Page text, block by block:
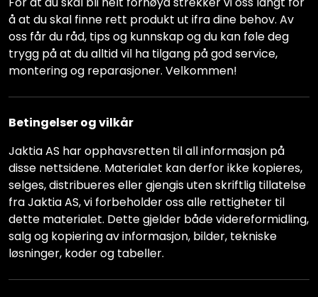
å at du skal finne rett produkt ut ifra dine behov. Av
oss får du råd, tips og kunnskap og du kan føle deg
trygg på at du alltid vil ha tilgang på god service,
montering og reparasjoner. Velkommen!
Betingelser og vilkår
Jaktia AS har opphavsretten til all informasjon på
disse nettsidene. Materialet kan derfor ikke kopieres,
selges, distribueres eller gjengis uten skriftlig tillatelse
fra Jaktia AS, vi forbeholder oss alle rettigheter til
dette materialet. Dette gjelder både videreformidling,
salg og kopiering av informasjon, bilder, tekniske
løsninger, koder og tabeller.